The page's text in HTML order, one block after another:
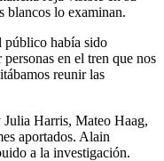
blancos lo examinan.
público había sido
en el tren que nos
reunir las
Julia Harris, Mateo Haag,
aportados. Alain
a la investigación.